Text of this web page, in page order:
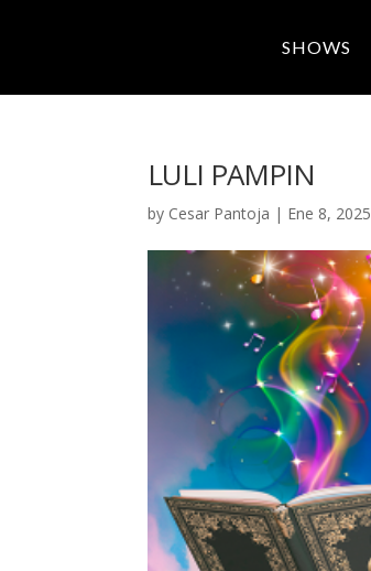
SHOWS
LULI PAMPIN
by Cesar Pantoja | Ene 8, 2025